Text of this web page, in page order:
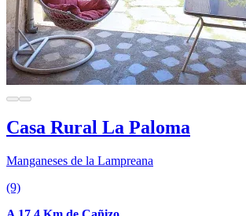
Casa Rural La Paloma
Manganeses de la Lampreana
(9)